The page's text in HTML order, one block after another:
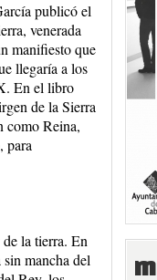
publicó el
venerada
manifiesto que
llegaría a los
En el libro
de la Sierra
como Reina,
para
la tierra. En
mancha del